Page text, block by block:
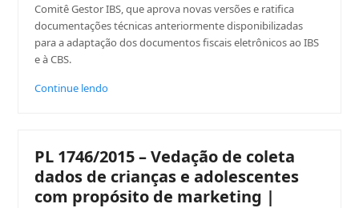
Comitê Gestor IBS, que aprova novas versões e ratifica
documentações técnicas anteriormente disponibilizadas
para a adaptação dos documentos fiscais eletrônicos ao IBS
e à CBS.
Continue lendo
PL 1746/2015 – Vedação de coleta
dados de crianças e adolescentes
com propósito de marketing |